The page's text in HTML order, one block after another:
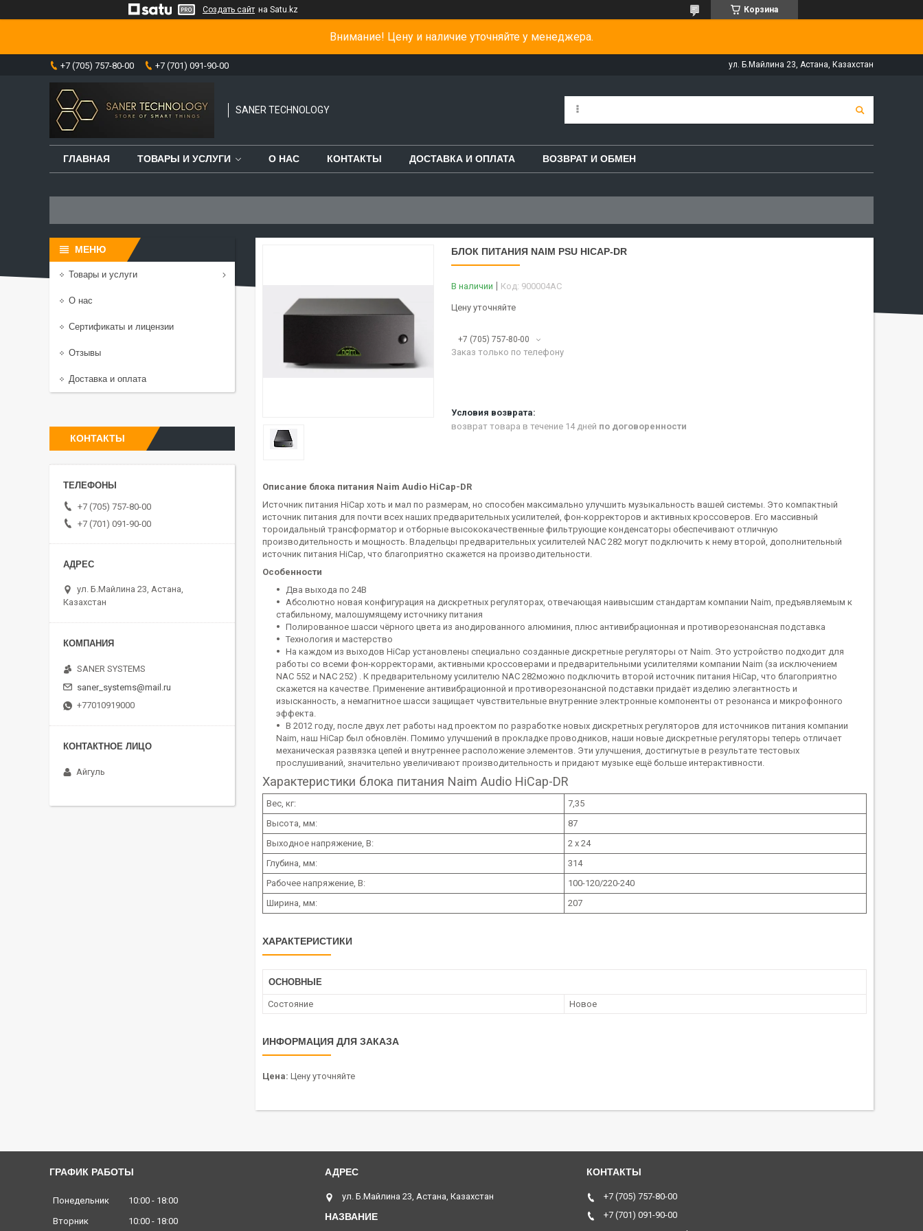
Создать сайт на Satu.kz Корзина
Внимание! Цену и наличие уточняйте у менеджера.
+7 (705) 757-80-00 +7 (701) 091-90-00 ул. Б.Майлина 23, Астана, Казахстан
SANER TECHNOLOGY
ГЛАВНАЯ ТОВАРЫ И УСЛУГИ О НАС КОНТАКТЫ ДОСТАВКА И ОПЛАТА ВОЗВРАТ И ОБМЕН
БЛОК ПИТАНИЯ NAIM PSU HICAP-DR
В наличии Код: 900004AC
Цену уточняйте
+7 (705) 757-80-00
Заказ только по телефону
возврат товара в течение 14 дней по договоренности
Описание блока питания Naim Audio HiCap-DR
Источник питания HiCap хоть и мал по размерам, но способен максимально улучшить музыкальность вашей системы. Это компактный
источник питания для почти всех наших предварительных усилителей, фон-корректоров и активных кроссоверов. Его массивный
тороидальный трансформатор и отборные высококачественные фильтрующие конденсаторы обеспечивают отличную
производительность и мощность. Владельцы предварительных усилителей NAC 282 могут подключить к нему второй, дополнительный
источник питания HiCap, что благоприятно скажется на производительности.
Особенности
Два выхода по 24В
Абсолютно новая конфигурация на дискретных регуляторах, отвечающая наивысшим стандартам компании Naim, предъявляемым к
стабильному, малошумящему источнику питания
Полированное шасси чёрного цвета из анодированного алюминия, плюс антивибрационная и противорезонансная подставка
Технология и мастерство
На каждом из выходов HiCap установлены специально созданные дискретные регуляторы от Naim. Это устройство подходит для
работы со всеми фон-корректорами, активными кроссоверами и предварительными усилителями компании Naim (за исключением
NAC 552 и NAC 252) . К предварительному усилителю NAC 282можно подключить второй источник питания HiCap, что благоприятно
скажется на качестве. Применение антивибрационной и противорезонансной подставки придаёт изделию элегантность и
изысканность, а немагнитное шасси защищает чувствительные внутренние электронные компоненты от резонанса и микрофонного
эффекта.
В 2012 году, после двух лет работы над проектом по разработке новых дискретных регуляторов для источников питания компании
Naim, наш HiCap был обновлён. Помимо улучшений в прокладке проводников, наши новые дискретные регуляторы теперь отличает
механическая развязка цепей и внутреннее расположение элементов. Эти улучшения, достигнутые в результате тестовых
прослушиваний, значительно увеличивают производительность и придают музыке ещё больше интерактивности.
Характеристики блока питания Naim Audio HiCap-DR
Вес, кг:
7,35
Высота, мм:
87
Выходное напряжение, В:
2 х 24
Глубина, мм:
314
Рабочее напряжение, В:
100-120/220-240
Ширина, мм:
207
ХАРАКТЕРИСТИКИ
ОСНОВНЫЕ
Состояние Новое
ИНФОРМАЦИЯ ДЛЯ ЗАКАЗА
Цена: Цену уточняйте
Товары и услуги
О нас
Сертификаты и лицензии
Отзывы
Доставка и оплата
КОНТАКТЫ
+7 (705) 757-80-00
+7 (701) 091-90-00
ул. Б.Майлина 23, Астана,
Казахстан
SANER SYSTEMS
saner_systems@mail.ru
+77010919000
Айгуль
ГРАФИК РАБОТЫ
Понедельник 10:00
18:00
Вторник
10:00 18:00
ул. Б.Майлина 23, Астана, Казахстан
+7 (705) 757-80-00
+7 (701) 091-90-00